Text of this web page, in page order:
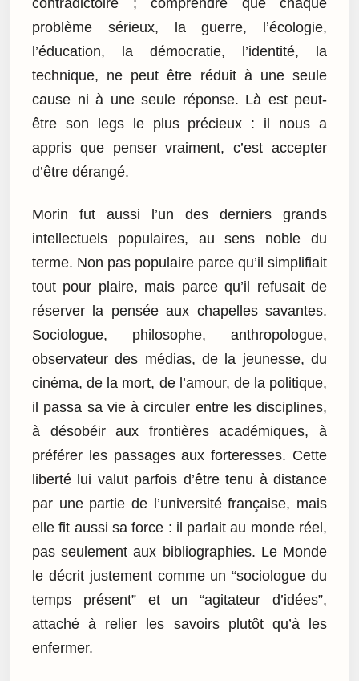
contradictoire ; comprendre que chaque
problème sérieux, la guerre, l’écologie,
l’éducation, la démocratie, l’identité, la
technique, ne peut être réduit à une seule
cause ni à une seule réponse. Là est peut-
être son legs le plus précieux : il nous a
appris que penser vraiment, c’est accepter
d’être dérangé.
Morin fut aussi l’un des derniers grands
intellectuels populaires, au sens noble du
terme. Non pas populaire parce qu’il simplifiait
tout pour plaire, mais parce qu’il refusait de
réserver la pensée aux chapelles savantes.
Sociologue, philosophe, anthropologue,
observateur des médias, de la jeunesse, du
cinéma, de la mort, de l’amour, de la politique,
il passa sa vie à circuler entre les disciplines,
à désobéir aux frontières académiques, à
préférer les passages aux forteresses. Cette
liberté lui valut parfois d’être tenu à distance
par une partie de l’université française, mais
elle fit aussi sa force : il parlait au monde réel,
pas seulement aux bibliographies. Le Monde
le décrit justement comme un “sociologue du
temps présent” et un “agitateur d’idées”,
attaché à relier les savoirs plutôt qu’à les
enfermer.